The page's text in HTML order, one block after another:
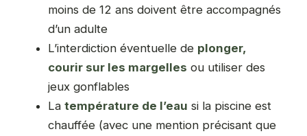
moins de 12 ans doivent être accompagnés
d’un adulte
L’interdiction éventuelle de plonger,
courir sur les margelles ou utiliser des
jeux gonflables
La température de l’eau si la piscine est
chauffée (avec une mention précisant que